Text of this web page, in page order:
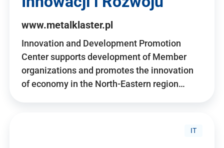
www.metalklaster.pl
Innovation and Development Promotion
Center supports development of Member
organizations and promotes the innovation
of economy in the North-Eastern region…
IT